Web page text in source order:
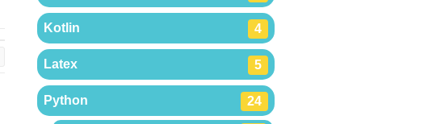
Kotlin 4
Latex 5
Python 24